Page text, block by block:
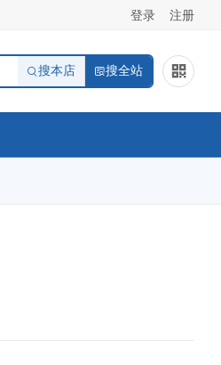
登录 注册
搜本店 搜全站